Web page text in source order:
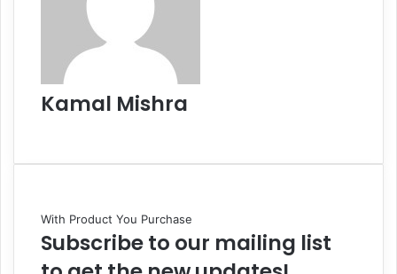
Kamal Mishra
With Product You Purchase
Subscribe to our mailing list